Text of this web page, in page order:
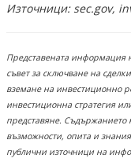
Източници: sec.gov,
Представената информация
съвет за сключване на
вземане на инвестиционно
инвестиционна стратегия
представяне. Съдържанието
възможности, опита и
публични източници на